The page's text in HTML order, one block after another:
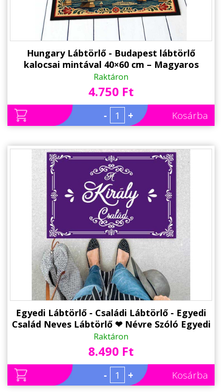
Hungary Lábtörlő - Budapest lábtörlő
kalocsai mintával 40×60 cm – Magyaros
Hungary ajándék
Raktáron
4.750 Ft
- + Kosárba
Egyedi Lábtörlő - Családi Lábtörlő - Egyedi
Család Neves Lábtörlő ❤ Névre Szóló Egyedi
Neves Ajándék
Raktáron
8.490 Ft
- + Kosárba